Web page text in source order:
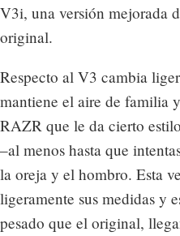
V3i, una versión mejorada
original.
Respecto al V3 cambia
mantiene el aire de familia
RAZR que le da cierto
–al menos hasta que
la oreja y el hombro. Esta
ligeramente sus medidas y
pesado que el original,